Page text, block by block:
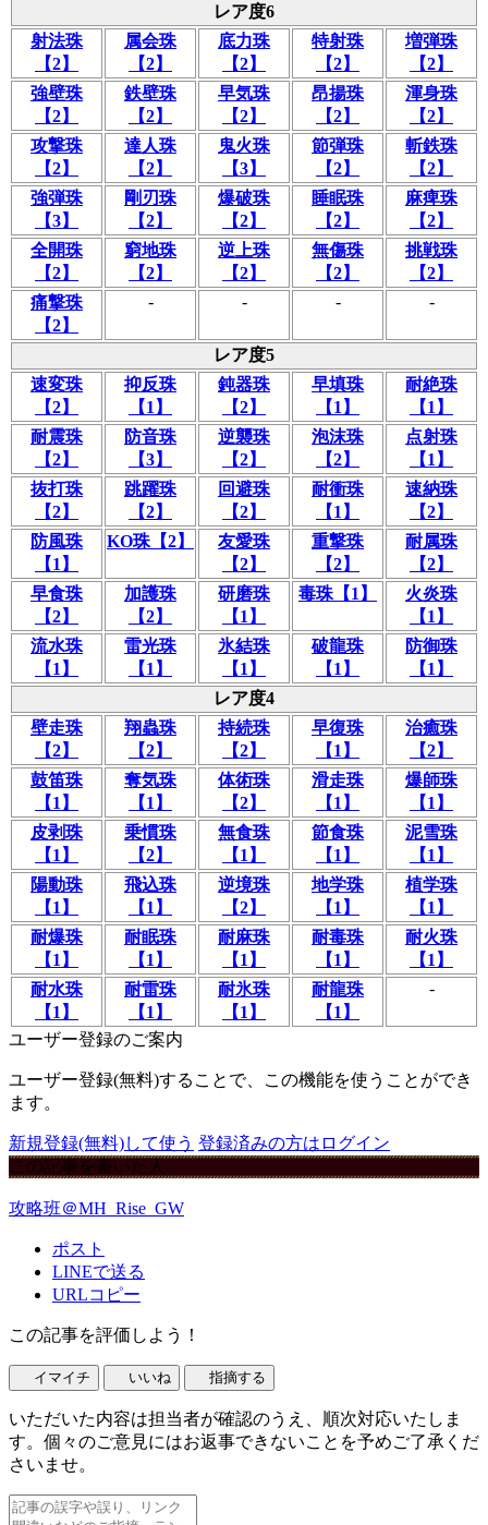
レア度6
射法珠
【2】
属会珠
【2】
底力珠
【2】
特射珠
【2】
増弾珠
【2】
強壁珠
【2】
鉄壁珠
【2】
早気珠
【2】
昂揚珠
【2】
渾身珠
【2】
攻撃珠
【2】
達人珠
【2】
鬼火珠
【3】
節弾珠
【2】
斬鉄珠
【2】
強弾珠
【3】
剛刃珠
【2】
爆破珠
【2】
睡眠珠
【2】
麻痺珠
【2】
全開珠
【2】
窮地珠
【2】
逆上珠
【2】
無傷珠
【2】
挑戦珠
【2】
痛撃珠
【2】
- - - -
レア度5
速変珠
【2】
抑反珠
【1】
鈍器珠
【2】
早填珠
【1】
耐絶珠
【1】
耐震珠
【2】
防音珠
【3】
逆襲珠
【2】
泡沫珠
【2】
点射珠
【1】
抜打珠
【2】
跳躍珠
【2】
回避珠
【2】
耐衝珠
【1】
速納珠
【2】
防風珠
【1】
KO珠【2】
友愛珠
【2】
重撃珠
【2】
耐属珠
【2】
早食珠
【2】
加護珠
【2】
研磨珠
【1】
毒珠【1】
火炎珠
【1】
流水珠
【1】
雷光珠
【1】
氷結珠
【1】
破龍珠
【1】
防御珠
【1】
レア度4
壁走珠
【2】
翔蟲珠
【2】
持続珠
【2】
早復珠
【1】
治癒珠
【2】
鼓笛珠
【1】
奪気珠
【1】
体術珠
【2】
滑走珠
【1】
爆師珠
【1】
皮剥珠
【1】
乗慣珠
【2】
無食珠
【1】
節食珠
【1】
泥雪珠
【1】
陽動珠
【1】
飛込珠
【1】
逆境珠
【2】
地学珠
【1】
植学珠
【1】
耐爆珠
【1】
耐眠珠
【1】
耐麻珠
【1】
耐毒珠
【1】
耐火珠
【1】
耐水珠
【1】
耐雷珠
【1】
耐氷珠
【1】
耐龍珠
【1】
-
ユーザー登録のご案内
ユーザー登録(無料)することで、この機能を使うことができ
ます。
新規登録(無料)して使う 登録済みの方はログイン
この記事を書いた人
攻略班＠MH_Rise_GW
ポスト
LINEで送る
URLコピー
この記事を評価しよう！
イマイチ いいね 指摘する
いただいた内容は担当者が確認のうえ、順次対応いたしま
す。個々のご意見にはお返事できないことを予めご了承くだ
さいませ。